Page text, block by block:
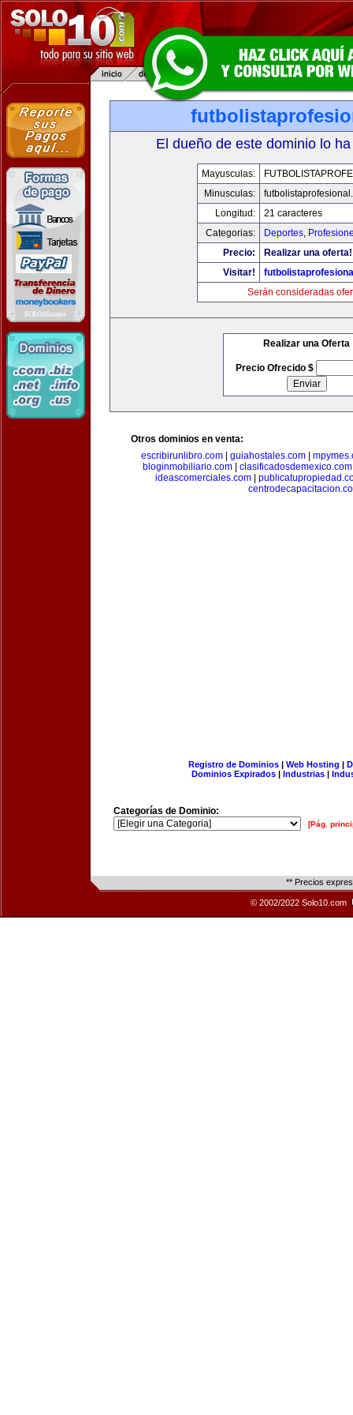
El dueño de este dominio lo
Mayusculas:
Minusculas:
Longitud:
21 caracteres
Categorias:
Deportes,
Precio:
Realizar una oferta!
Visitar!
Serán consideradas
Realizar una Oferta
Precio Ofrecido $
Otros dominios en venta:
escribirunlibro.com| guiahostales.com|
bloginmobiliario.com| clasificadosdemexico.com
ideascomerciales.com|
Registro de Dominios| Web Hosting |
Dominios Expirados | Industrias |
Categorías de Dominio:
[Pág.
** Precios
© 2002/2022 Solo10.com